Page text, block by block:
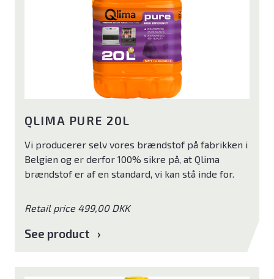
QLIMA PURE 20L
Vi producerer selv vores brændstof på fabrikken i
Belgien og er derfor 100% sikre på, at Qlima
brændstof er af en standard, vi kan stå inde for.
Retail price 499,00 DKK
See product